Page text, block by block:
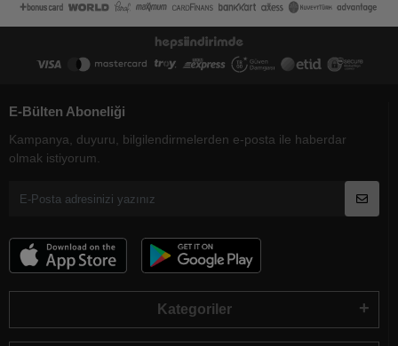
E-Bülten Aboneliği
Kampanya, duyuru, bilgilendirmelerden e-posta ile haberdar
olmak istiyorum.
Kategoriler